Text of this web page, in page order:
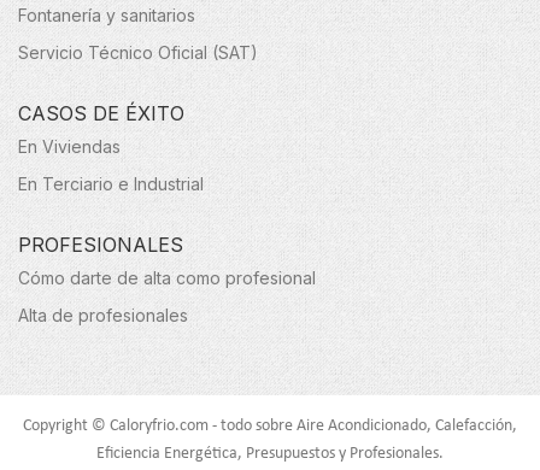
Fontanería y sanitarios
Servicio Técnico Oficial (SAT)
CASOS DE ÉXITO
En Viviendas
En Terciario e Industrial
PROFESIONALES
Cómo darte de alta como profesional
Alta de profesionales
Copyright © Caloryfrio.com - todo sobre Aire Acondicionado, Calefacción,
Eficiencia Energética, Presupuestos y Profesionales.